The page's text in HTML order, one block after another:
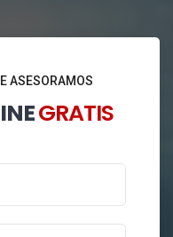
ASESORAMOS
GRATIS